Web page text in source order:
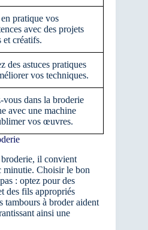
pratique vos
avec des projets
et créatifs.
des astuces pratiques
vos techniques.
vous dans la broderie
avec une machine
vos œuvres.
broderie, il convient
minutie. Choisir le bon
: optez pour des
des fils appropriés
tambours à broder aident
ainsi une